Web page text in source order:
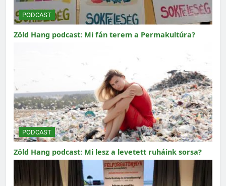
PODCAST
Zöld Hang podcast: Mi fán terem a Permakultúra?
PODCAST
Zöld Hang podcast: Mi lesz a levetett ruháink sorsa?